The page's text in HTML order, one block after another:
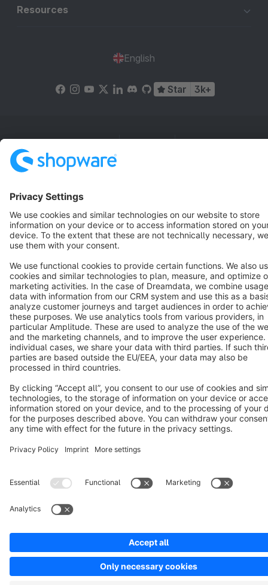
Resources
English
Star 3k+
Cookie settings
Notice: * All prices are quoted net of the statutory value-added tax